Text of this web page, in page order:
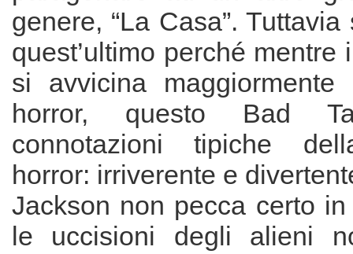
genere, “La Casa”.
quest’ultimo perché
si avvicina maggiormente
horror, questo Bad
connotazioni tipiche
horror: irriverente e
Jackson non pecca certo
le uccisioni degli alieni